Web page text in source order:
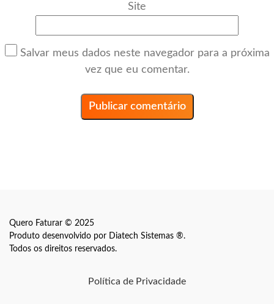
Site
Salvar meus dados neste navegador para a próxima
vez que eu comentar.
Quero Faturar © 2025
Produto desenvolvido por Diatech Sistemas ®.
Todos os direitos reservados.
Política de Privacidade